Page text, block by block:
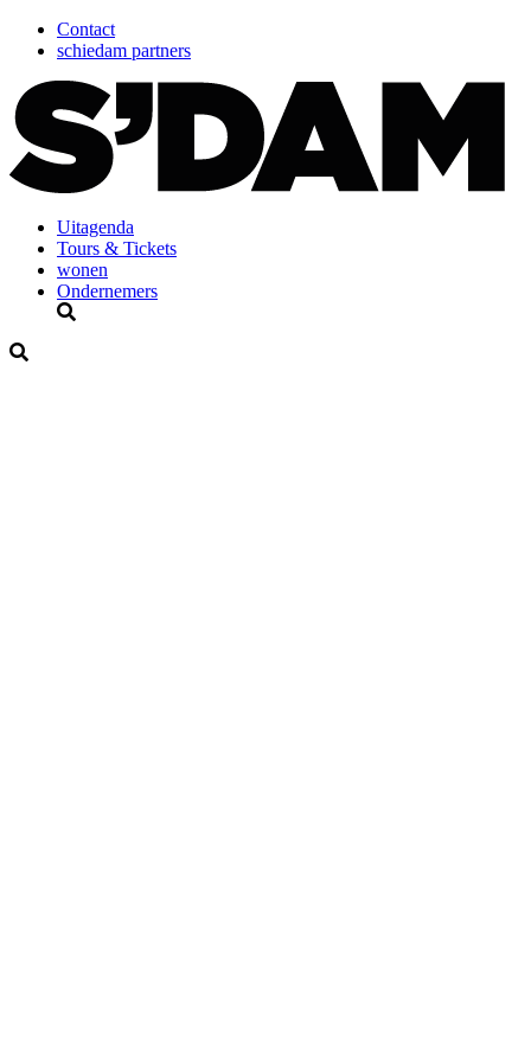
Contact
schiedam partners
Uitagenda
Tours & Tickets
wonen
Ondernemers